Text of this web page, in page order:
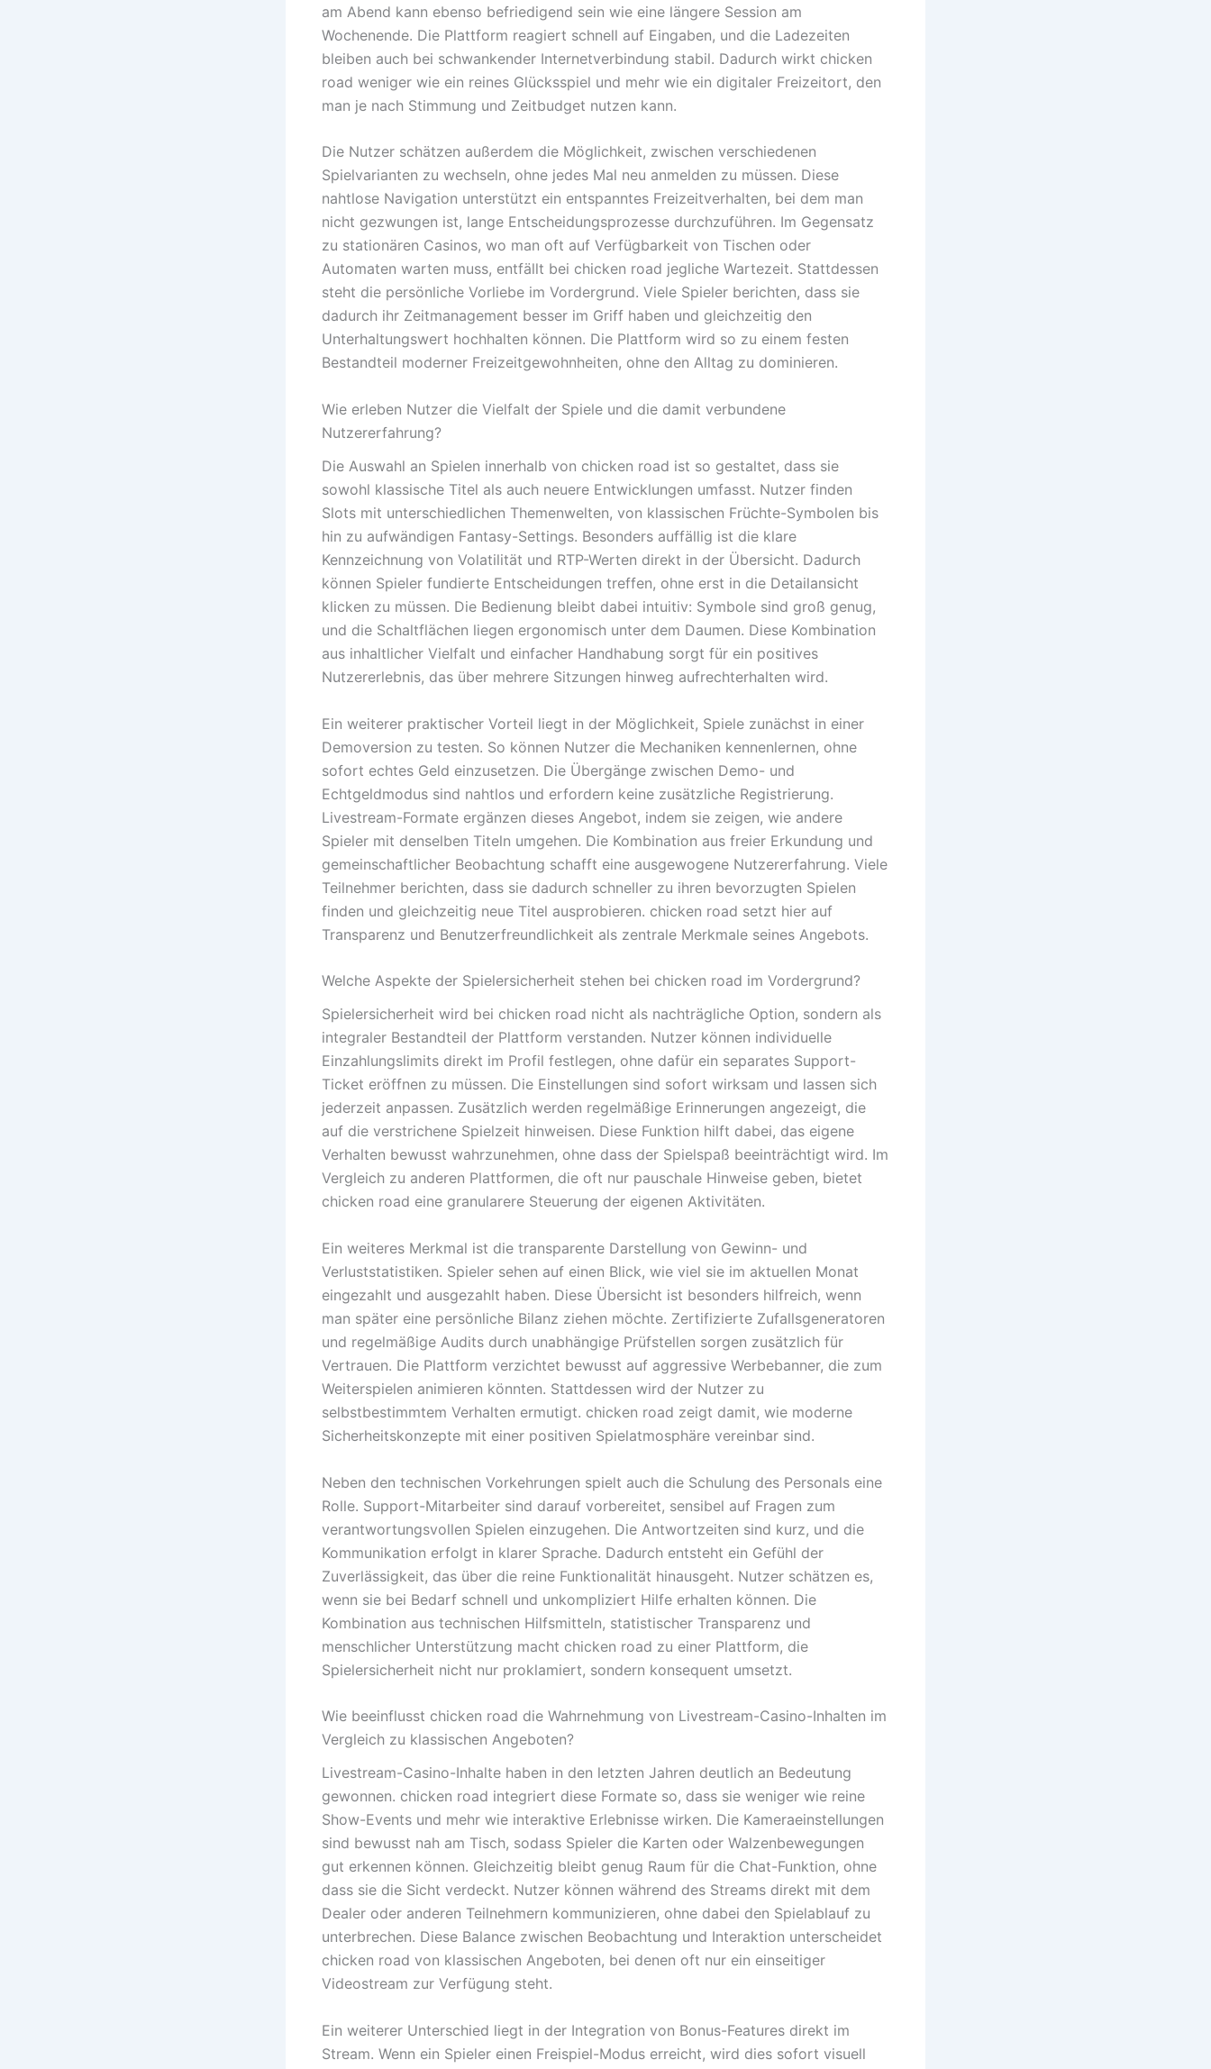
am Abend kann ebenso befriedigend sein wie eine längere Session am
Wochenende. Die Plattform reagiert schnell auf Eingaben, und die Ladezeiten
bleiben auch bei schwankender Internetverbindung stabil. Dadurch wirkt chicken
road weniger wie ein reines Glücksspiel und mehr wie ein digitaler Freizeitort, den
man je nach Stimmung und Zeitbudget nutzen kann.
Die Nutzer schätzen außerdem die Möglichkeit, zwischen verschiedenen
Spielvarianten zu wechseln, ohne jedes Mal neu anmelden zu müssen. Diese
nahtlose Navigation unterstützt ein entspanntes Freizeitverhalten, bei dem man
nicht gezwungen ist, lange Entscheidungsprozesse durchzuführen. Im Gegensatz
zu stationären Casinos, wo man oft auf Verfügbarkeit von Tischen oder
Automaten warten muss, entfällt bei chicken road jegliche Wartezeit. Stattdessen
steht die persönliche Vorliebe im Vordergrund. Viele Spieler berichten, dass sie
dadurch ihr Zeitmanagement besser im Griff haben und gleichzeitig den
Unterhaltungswert hochhalten können. Die Plattform wird so zu einem festen
Bestandteil moderner Freizeitgewohnheiten, ohne den Alltag zu dominieren.
Wie erleben Nutzer die Vielfalt der Spiele und die damit verbundene
Nutzererfahrung?
Die Auswahl an Spielen innerhalb von chicken road ist so gestaltet, dass sie
sowohl klassische Titel als auch neuere Entwicklungen umfasst. Nutzer finden
Slots mit unterschiedlichen Themenwelten, von klassischen Früchte-Symbolen bis
hin zu aufwändigen Fantasy-Settings. Besonders auffällig ist die klare
Kennzeichnung von Volatilität und RTP-Werten direkt in der Übersicht. Dadurch
können Spieler fundierte Entscheidungen treffen, ohne erst in die Detailansicht
klicken zu müssen. Die Bedienung bleibt dabei intuitiv: Symbole sind groß genug,
und die Schaltflächen liegen ergonomisch unter dem Daumen. Diese Kombination
aus inhaltlicher Vielfalt und einfacher Handhabung sorgt für ein positives
Nutzererlebnis, das über mehrere Sitzungen hinweg aufrechterhalten wird.
Ein weiterer praktischer Vorteil liegt in der Möglichkeit, Spiele zunächst in einer
Demoversion zu testen. So können Nutzer die Mechaniken kennenlernen, ohne
sofort echtes Geld einzusetzen. Die Übergänge zwischen Demo- und
Echtgeldmodus sind nahtlos und erfordern keine zusätzliche Registrierung.
Livestream-Formate ergänzen dieses Angebot, indem sie zeigen, wie andere
Spieler mit denselben Titeln umgehen. Die Kombination aus freier Erkundung und
gemeinschaftlicher Beobachtung schafft eine ausgewogene Nutzererfahrung. Viele
Teilnehmer berichten, dass sie dadurch schneller zu ihren bevorzugten Spielen
finden und gleichzeitig neue Titel ausprobieren. chicken road setzt hier auf
Transparenz und Benutzerfreundlichkeit als zentrale Merkmale seines Angebots.
Welche Aspekte der Spielersicherheit stehen bei chicken road im Vordergrund?
Spielersicherheit wird bei chicken road nicht als nachträgliche Option, sondern als
integraler Bestandteil der Plattform verstanden. Nutzer können individuelle
Einzahlungslimits direkt im Profil festlegen, ohne dafür ein separates Support-
Ticket eröffnen zu müssen. Die Einstellungen sind sofort wirksam und lassen sich
jederzeit anpassen. Zusätzlich werden regelmäßige Erinnerungen angezeigt, die
auf die verstrichene Spielzeit hinweisen. Diese Funktion hilft dabei, das eigene
Verhalten bewusst wahrzunehmen, ohne dass der Spielspaß beeinträchtigt wird. Im
Vergleich zu anderen Plattformen, die oft nur pauschale Hinweise geben, bietet
chicken road eine granularere Steuerung der eigenen Aktivitäten.
Ein weiteres Merkmal ist die transparente Darstellung von Gewinn- und
Verluststatistiken. Spieler sehen auf einen Blick, wie viel sie im aktuellen Monat
eingezahlt und ausgezahlt haben. Diese Übersicht ist besonders hilfreich, wenn
man später eine persönliche Bilanz ziehen möchte. Zertifizierte Zufallsgeneratoren
und regelmäßige Audits durch unabhängige Prüfstellen sorgen zusätzlich für
Vertrauen. Die Plattform verzichtet bewusst auf aggressive Werbebanner, die zum
Weiterspielen animieren könnten. Stattdessen wird der Nutzer zu
selbstbestimmtem Verhalten ermutigt. chicken road zeigt damit, wie moderne
Sicherheitskonzepte mit einer positiven Spielatmosphäre vereinbar sind.
Neben den technischen Vorkehrungen spielt auch die Schulung des Personals eine
Rolle. Support-Mitarbeiter sind darauf vorbereitet, sensibel auf Fragen zum
verantwortungsvollen Spielen einzugehen. Die Antwortzeiten sind kurz, und die
Kommunikation erfolgt in klarer Sprache. Dadurch entsteht ein Gefühl der
Zuverlässigkeit, das über die reine Funktionalität hinausgeht. Nutzer schätzen es,
wenn sie bei Bedarf schnell und unkompliziert Hilfe erhalten können. Die
Kombination aus technischen Hilfsmitteln, statistischer Transparenz und
menschlicher Unterstützung macht chicken road zu einer Plattform, die
Spielersicherheit nicht nur proklamiert, sondern konsequent umsetzt.
Wie beeinflusst chicken road die Wahrnehmung von Livestream-Casino-Inhalten im
Vergleich zu klassischen Angeboten?
Livestream-Casino-Inhalte haben in den letzten Jahren deutlich an Bedeutung
gewonnen. chicken road integriert diese Formate so, dass sie weniger wie reine
Show-Events und mehr wie interaktive Erlebnisse wirken. Die Kameraeinstellungen
sind bewusst nah am Tisch, sodass Spieler die Karten oder Walzenbewegungen
gut erkennen können. Gleichzeitig bleibt genug Raum für die Chat-Funktion, ohne
dass sie die Sicht verdeckt. Nutzer können während des Streams direkt mit dem
Dealer oder anderen Teilnehmern kommunizieren, ohne dabei den Spielablauf zu
unterbrechen. Diese Balance zwischen Beobachtung und Interaktion unterscheidet
chicken road von klassischen Angeboten, bei denen oft nur ein einseitiger
Videostream zur Verfügung steht.
Ein weiterer Unterschied liegt in der Integration von Bonus-Features direkt im
Stream. Wenn ein Spieler einen Freispiel-Modus erreicht, wird dies sofort visuell